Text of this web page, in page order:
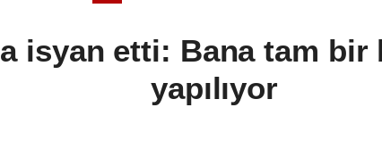
isyan etti: Bana tam bir
yapılıyor